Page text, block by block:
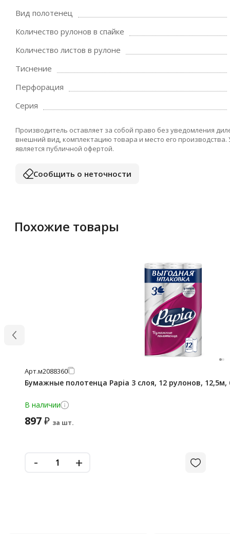
Вид полотенец
Количество рулонов в спайке
Количество листов в рулоне
Тиснение
Перфорация
Серия
Производитель оставляет за собой право без уведомления
внешний вид, комплектацию товара и место его
является публичной офертой.
Сообщить о неточности
Похожие товары
Арт.м2088360
Бумажные полотенца Papia 3 слоя, 12 рулонов, 12,5м,
В наличии
897₽ за шт.
- +